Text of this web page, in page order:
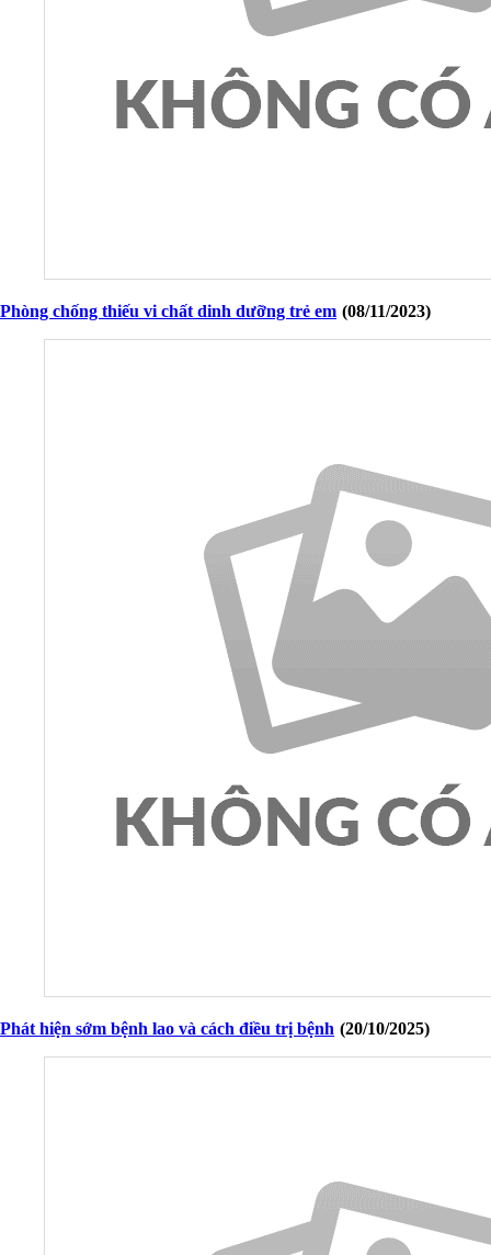
Phòng chống thiếu vi chất dinh dưỡng trẻ em (08/11/2023)
Phát hiện sớm bệnh lao và cách điều trị bệnh (20/10/2025)